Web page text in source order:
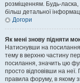
розміщенням. Будь-ласка,
більш детальної
Догори
Як мені знову підняти
Натиснувши на посилання
тему в верхню частину
посилання, значить цю
просто відповівши на
правила форуму, в якому